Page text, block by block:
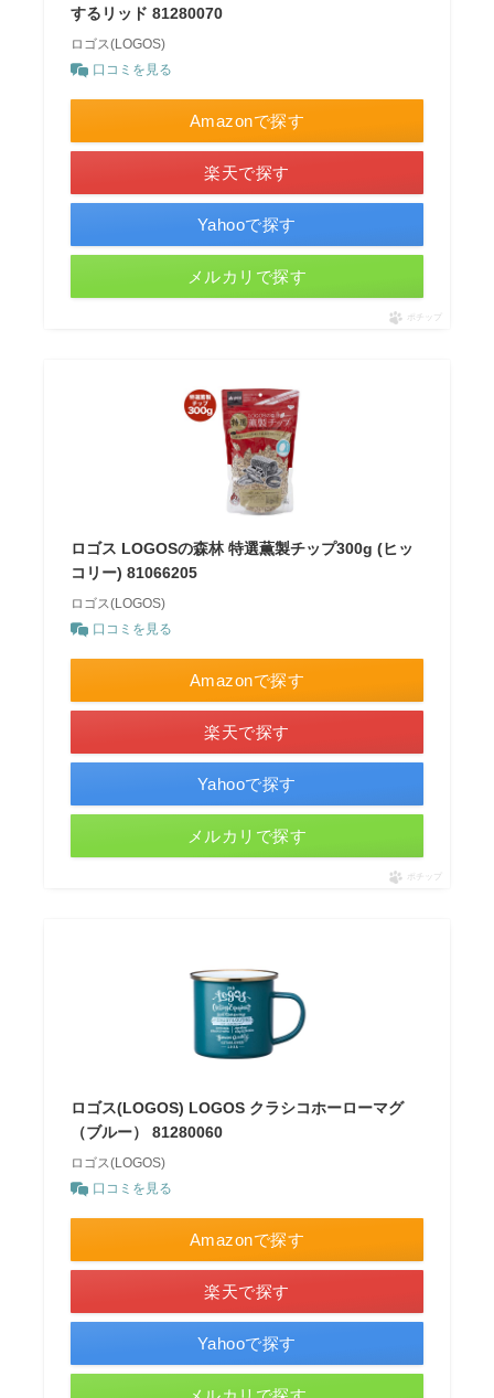
するリッド 81280070
ロゴス(LOGOS)
口コミを見る
Amazonで探す
楽天で探す
Yahooで探す
メルカリで探す
ポチップ
ロゴス LOGOSの森林 特選薫製チップ300g (ヒッ
コリー) 81066205
ロゴス(LOGOS)
口コミを見る
Amazonで探す
楽天で探す
Yahooで探す
メルカリで探す
ポチップ
ロゴス(LOGOS) LOGOS クラシコホーローマグ
（ブルー） 81280060
ロゴス(LOGOS)
口コミを見る
Amazonで探す
楽天で探す
Yahooで探す